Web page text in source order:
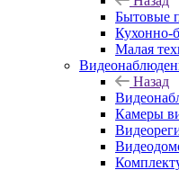
Бытовые
Кухонно-
Малая
Назад
Камеры